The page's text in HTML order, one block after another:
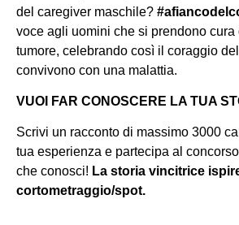
del caregiver maschile?
voce agli uomini che si prendono cura
tumore, celebrando così il coraggio
convivono con una malattia.
VUOI FAR CONOSCERE LA TUA
Scrivi un racconto di massimo 3000
tua esperienza e partecipa al
che conosci! La storia vincitrice
cortometraggio/spot.